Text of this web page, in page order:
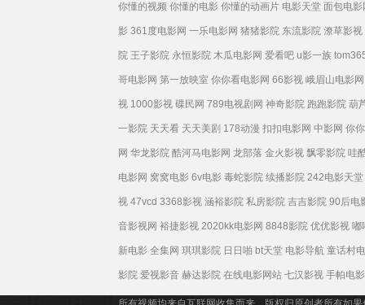
你懂的视频 你懂的电影 你懂的动画片 电影天堂 面包电影
影 361度电影网 一乐电影网 猪猪影院 东流影院 潦草影视
院 王子影院 永恒影院 木瓜电影网 爱看吧 u影一族
哥电影网 第一放映室 你你看电影网 66影视 峨眉山电影网
视 1000影视 碟民网 789电视剧网 神奇影院 跑跑影院 葫
一影院 天天看 天天美剧 178动漫 扣扣电影网 中影网 你
网 华龙影院 酷河马电影网 龙部落 金火影视 飘零影院 哇
电影网 窝窝电影 6v电影 毒蛇影院 续播影院 242电影天堂
视 47vcd 3368影视 涵裕影院 私房影院 吉吉影院 90后电
音影视网 裕捷影视 2020kk电影网 8848影院 优优影视 嘟
新电影 全集网 琪琪影院 日日啪 bt天堂 电影导航 童话村
影院 爱视影音 赫达影院 在线电影网站 七汉影视 手帕电